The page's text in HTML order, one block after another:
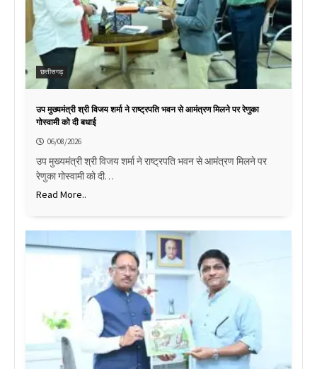
छत्तीसगढ़
उप मुख्यमंत्री श्री विजय शर्मा ने राष्ट्रपति भवन से आमंत्रण मिलने पर रेणुका
गोस्वामी को दी बधाई
06/08/2026
उप मुख्यमंत्री श्री विजय शर्मा ने राष्ट्रपति भवन से आमंत्रण मिलने पर
रेणुका गोस्वामी को दी…
Read More..